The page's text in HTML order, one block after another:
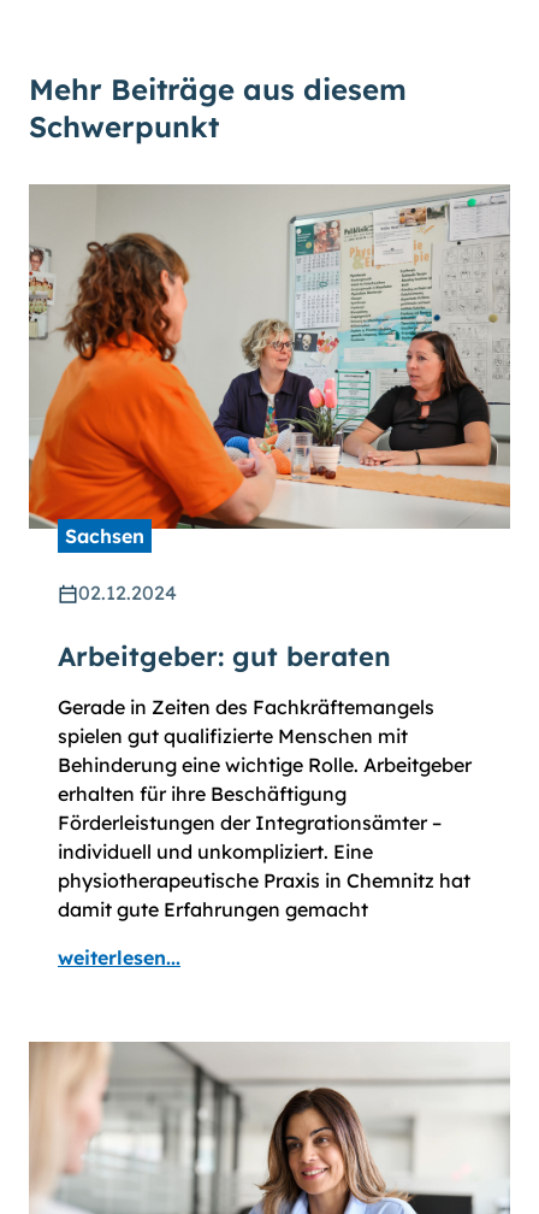
Mehr Beiträge aus diesem
Schwerpunkt
Sachsen
02.12.2024
Arbeitgeber: gut beraten
Gerade in Zeiten des Fachkräftemangels
spielen gut qualifizierte Menschen mit
Behinderung eine wichtige Rolle. Arbeitgeber
erhalten für ihre Beschäftigung
Förderleistungen der Integrationsämter –
individuell und unkompliziert. Eine
physiotherapeutische Praxis in Chemnitz hat
damit gute Erfahrungen gemacht
weiterlesen...